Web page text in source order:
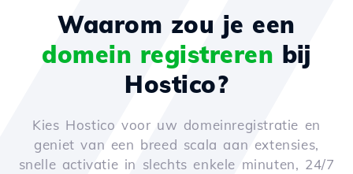
Waarom zou je een
domein registreren bij
Hostico?
Kies Hostico voor uw domeinregistratie en
geniet van een breed scala aan extensies,
snelle activatie in slechts enkele minuten, 24/7